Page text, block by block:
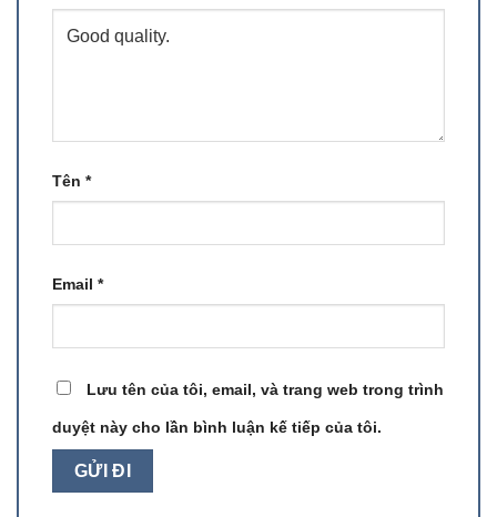
Tên *
Email *
Lưu tên của tôi, email, và trang web trong trình
duyệt này cho lần bình luận kế tiếp của tôi.